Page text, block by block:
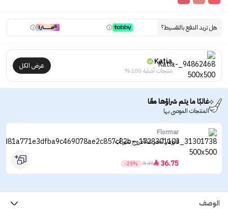
هل تريد الدفع بالتقسيط؟
Katia
منتجات أصلية 100%
عرض الكل
غالبًا ما يتم شراؤها معًا
المنتجات الموصى بها
Flormar
فلورمار أحمر شفاه روج شير أب
36.75

49

-25%
الوصف